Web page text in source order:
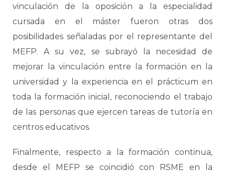
vinculación de la oposición a la especialidad
cursada en el máster fueron otras dos
posibilidades señaladas por el representante del
MEFP. A su vez, se subrayó la necesidad de
mejorar la vinculación entre la formación en la
universidad y la experiencia en el prácticum en
toda la formación inicial, reconociendo el trabajo
de las personas que ejercen tareas de tutoría en
centros educativos.
Finalmente, respecto a la formación continua,
desde el MEFP se coincidió con RSME en la